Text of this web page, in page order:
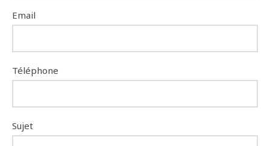
Email
Téléphone
Sujet